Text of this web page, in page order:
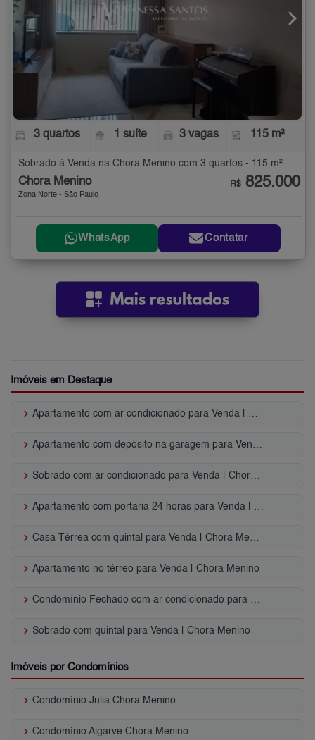
3 quartos 1 suíte 3 vagas 115 m²
Sobrado à Venda na Chora Menino com 3 quartos - 115 m²
Chora Menino
Zona Norte - São Paulo
R$ 825.000
WhatsApp Contatar
Imóveis em Destaque
keyboard_arrow_right Apartamento com ar condicionado para Venda | Chora Menino
keyboard_arrow_right Apartamento com depósito na garagem para Venda | Chora Menino
keyboard_arrow_right Sobrado com ar condicionado para Venda | Chora Menino
keyboard_arrow_right Apartamento com portaria 24 horas para Venda | Chora Menino
keyboard_arrow_right Casa Térrea com quintal para Venda | Chora Menino
keyboard_arrow_right Apartamento no térreo para Venda | Chora Menino
keyboard_arrow_right Condomínio Fechado com ar condicionado para Venda | Chora Menino
keyboard_arrow_right Sobrado com quintal para Venda | Chora Menino
Imóveis por Condomínios
keyboard_arrow_right Condomínio Julia Chora Menino
keyboard_arrow_right Condomínio Algarve Chora Menino